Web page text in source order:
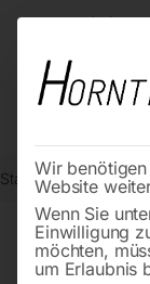
Start
Wir
Website
Wenn Sie
Einwilligung
möchten,
um Erlaubnis